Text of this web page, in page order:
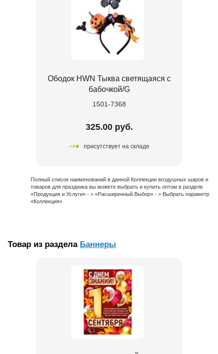
Ободок HWN Тыква светящаяся с
бабочкой/G
1501-7368
325.00 руб.
присутствует на складе
Полный список наименований в данной Коллекции воздушных шаров и
товаров для праздника вы можете выбрать и купить оптом в разделе
«Продукция и Услуги» - > «Расширенный Выбор» - > Выбрать параметр
«Коллекция»
Товар из раздела Баннеры